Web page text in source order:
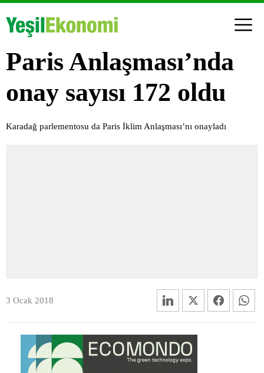
Paris Anlaşması’nda
onay sayısı 172 oldu
Karadağ parlementosu da Paris İklim Anlaşması’nı onayladı
3 Ocak 2018